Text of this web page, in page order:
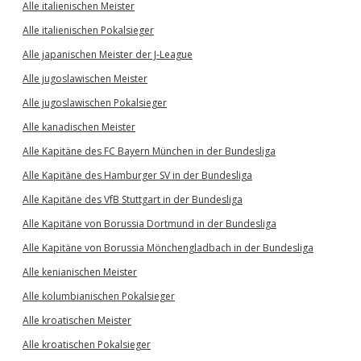
Alle italienischen Meister
Alle italienischen Pokalsieger
Alle japanischen Meister der J-League
Alle jugoslawischen Meister
Alle jugoslawischen Pokalsieger
Alle kanadischen Meister
Alle Kapitäne des FC Bayern München in der Bundesliga
Alle Kapitäne des Hamburger SV in der Bundesliga
Alle Kapitäne des VfB Stuttgart in der Bundesliga
Alle Kapitäne von Borussia Dortmund in der Bundesliga
Alle Kapitäne von Borussia Mönchengladbach in der Bundesliga
Alle kenianischen Meister
Alle kolumbianischen Pokalsieger
Alle kroatischen Meister
Alle kroatischen Pokalsieger